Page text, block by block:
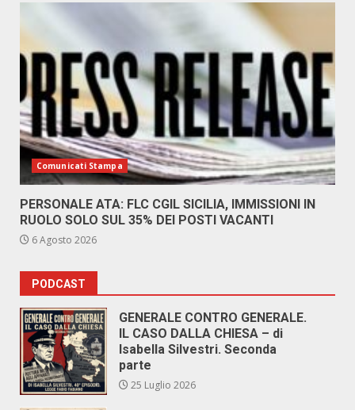
Comunicati Stampa
PERSONALE ATA: FLC CGIL SICILIA, IMMISSIONI IN
RUOLO SOLO SUL 35% DEI POSTI VACANTI
6 Agosto 2026
PODCAST
GENERALE CONTRO GENERALE.
IL CASO DALLA CHIESA – di
Isabella Silvestri. Seconda
parte
25 Luglio 2026